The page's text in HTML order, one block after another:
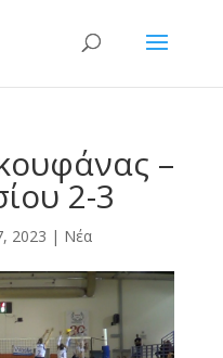
–
2-3
2023 | Νέα